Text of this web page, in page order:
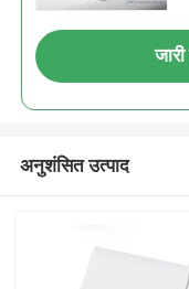
अनुशंसित उत्पाद